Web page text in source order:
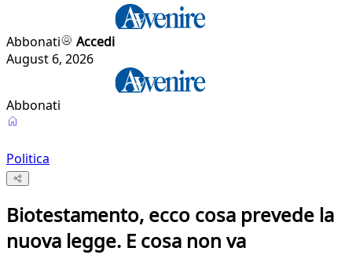
Abbonati
Accedi
August 6, 2026
Abbonati
Politica
Biotestamento, ecco cosa prevede la
nuova legge. E cosa non va